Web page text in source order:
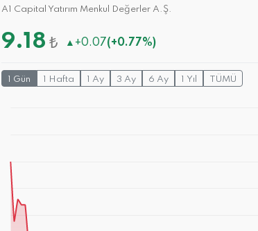
A1 Capital Yatırım Menkul Değerler A.Ş.
9.18 ₺ ▲ +0.07(+0.77%)
1 Gün 1 Hafta 1 Ay 3 Ay 6 Ay 1 Yıl TÜMÜ